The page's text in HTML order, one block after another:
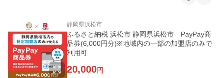
静岡県浜松市
ふるさと納税 浜松市 静岡県浜松市 PayPay商
品券(6,000円分)※地域内の一部の加盟店のみで
利用可
20,000円